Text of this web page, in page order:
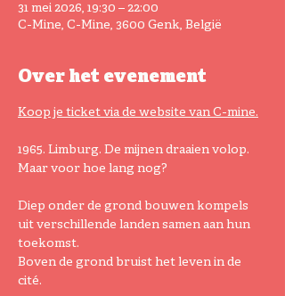
31 mei 2026, 19:30 – 22:00
C-Mine, C-Mine, 3600 Genk, België
Over het evenement
Koop je ticket via de website van C-mine.
1965. Limburg. De mijnen draaien volop.
Maar voor hoe lang nog?
Diep onder de grond bouwen kompels
uit verschillende landen samen aan hun
toekomst.
Boven de grond bruist het leven in de
cité.